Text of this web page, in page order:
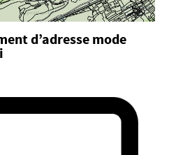
d’adresse mode